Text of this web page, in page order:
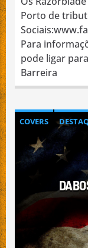
Porto de
Para
pode ligar
Barreira
COVERS
NACIONAL